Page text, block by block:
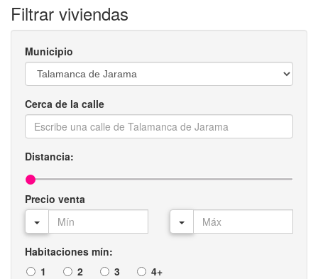
Filtrar viviendas
Municipio
Cerca de la calle
Distancia:
Precio venta
Habitaciones mín:
1
2 3 4+